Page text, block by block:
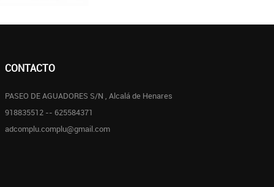
CONTACTO
PASEO DE AGUADORES S/N , Alcalá de Henares
918835512 -- 625584371
adcomplu.complu@gmail.com